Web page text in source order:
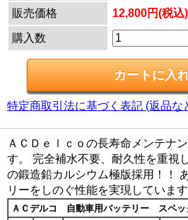
販売価格
12,800円(税込)
購入数
特定商取引法に基づく表記 (返品な
ＡＣＤｅｌｃｏの長寿命メンテナ
す。 完全補水不要、耐久性を重視
の鍛造鉛カルシウム極版採用！！
リーをしのぐ性能を実現しています
ＡＣデルコ 自動車用バッテリー スペッ